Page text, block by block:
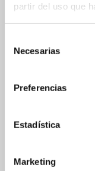
partir del uso que
Necesarias
Preferencias
Estadística
Marketing